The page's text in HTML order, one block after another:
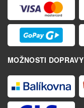
MOŽNOSTI DOPRAVY